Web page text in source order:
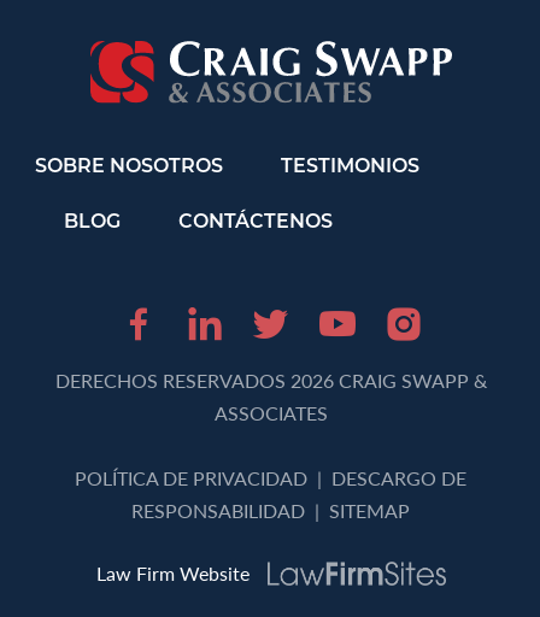
SOBRE NOSOTROS TESTIMONIOS
BLOG CONTÁCTENOS
Facebook (opens in
LinkedIn (opens
TwitterYoutube
DERECHOS RESERVADOS 2026 CRAIG SWAPP &
ASSOCIATES
POLÍTICA DE PRIVACIDAD | DESCARGO DE
RESPONSABILIDAD | SITEMAP
Law Firm Website